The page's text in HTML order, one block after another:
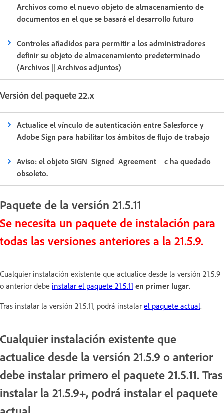
Archivos como el nuevo objeto de almacenamiento de
documentos en el que se basará el desarrollo futuro
Controles añadidos para permitir a los administradores
definir su objeto de almacenamiento predeterminado
(Archivos || Archivos adjuntos)
Versión del paquete 22.x
Actualice el vínculo de autenticación entre Salesforce y
Adobe Sign para habilitar los ámbitos de flujo de trabajo
Aviso: el objeto SIGN_Signed_Agreement__c ha quedado
obsoleto.
Paquete de la versión 21.5.11
Se necesita un paquete de instalación para
todas las versiones anteriores a la 21.5.9.
Cualquier instalación existente que actualice desde la versión 21.5.9
o anterior debe instalar el paquete 21.5.11 en primer lugar.
Tras instalar la versión 21.5.11, podrá instalar el paquete actual.
Cualquier instalación existente que
actualice desde la versión 21.5.9 o anterior
debe instalar primero el paquete 21.5.11. Tras
instalar la 21.5.9+, podrá instalar el paquete